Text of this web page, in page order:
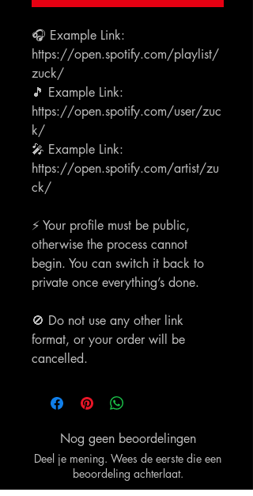
🎧 Example Link:
https://open.spotify.com/playlist/
zuck/
🎵 Example Link:
https://open.spotify.com/user/zuc
k/
🎤 Example Link:
https://open.spotify.com/artist/zu
ck/
⚡ Your profile must be public,
otherwise the process cannot
begin. You can switch it back to
private once everything’s done.
🚫 Do not use any other link
format, or your order will be
cancelled.
Nog geen beoordelingen
Deel je mening. Wees de eerste die een
beoordeling achterlaat.